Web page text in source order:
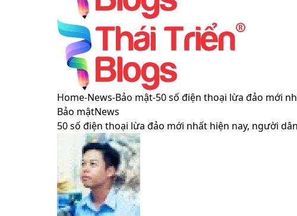
Menu
Switch
skin
Home-News-Bảo mật-50 số điện thoại lừa đảo mới
Bảo mậtNews
50 số điện thoại lừa đảo mới nhất hiện nay, người